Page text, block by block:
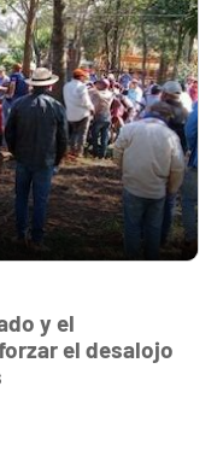
y el
el desalojo